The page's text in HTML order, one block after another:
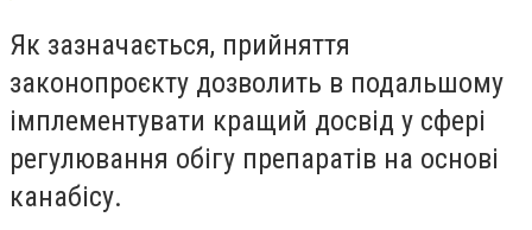
Як зазначається, прийняття
законопроєкту дозволить в подальшому
імплементувати кращий досвід у сфері
регулювання обігу препаратів на основі
канабісу.